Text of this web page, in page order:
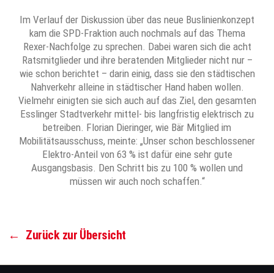
Im Verlauf der Diskussion über das neue Buslinienkonzept
kam die SPD-Fraktion auch nochmals auf das Thema
Rexer-Nachfolge zu sprechen. Dabei waren sich die acht
Ratsmitglieder und ihre beratenden Mitglieder nicht nur –
wie schon berichtet – darin einig, dass sie den städtischen
Nahverkehr alleine in städtischer Hand haben wollen.
Vielmehr einigten sie sich auch auf das Ziel, den gesamten
Esslinger Stadtverkehr mittel- bis langfristig elektrisch zu
betreiben. Florian Dieringer, wie Bär Mitglied im
Mobilitätsausschuss, meinte: „Unser schon beschlossener
Elektro-Anteil von 63 % ist dafür eine sehr gute
Ausgangsbasis. Den Schritt bis zu 100 % wollen und
müssen wir auch noch schaffen.“
← Zurück zur Übersicht